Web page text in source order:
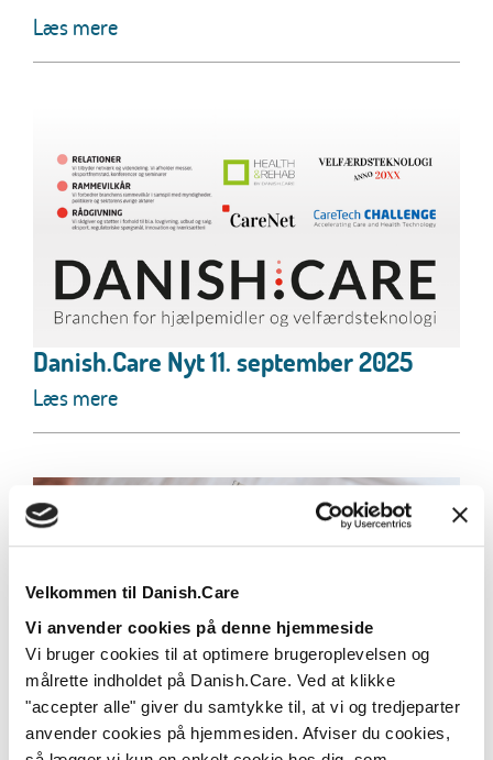
Velkommen til Danish.Care
Vi anvender cookies på denne hjemmeside
Vi bruger cookies til at optimere brugeroplevelsen og
målrette indholdet på Danish.Care. Ved at klikke
"accepter alle" giver du samtykke til, at vi og tredjeparter
anvender cookies på hjemmesiden. Afviser du cookies,
Læs mere
Danish.Care Nyt 11. september 2025
Læs mere
Nyt løsningskatalog lanceres snart –